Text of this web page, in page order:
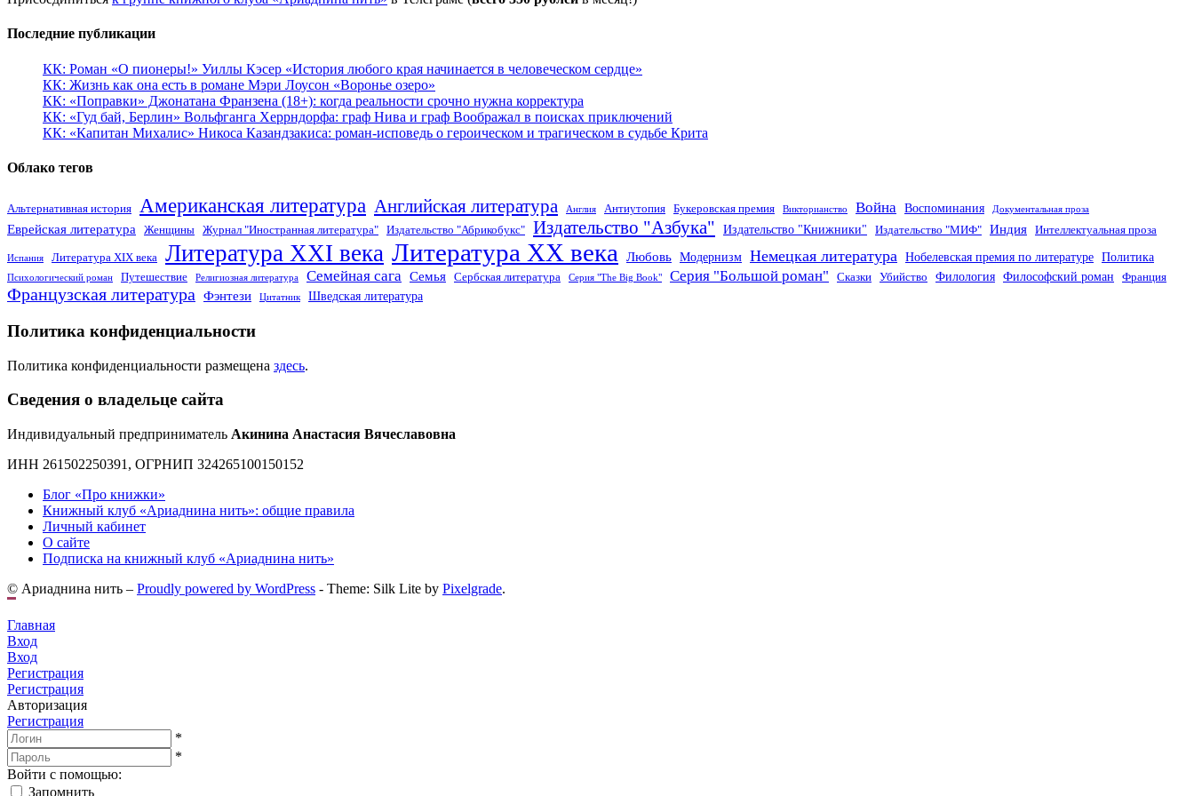
Последние публикации
КК: Роман «О пионеры!» Уиллы Кэсер «История любого края начинается в человеческом сердце»
КК: Жизнь как она есть в романе Мэри Лоусон «Воронье озеро»
КК: «Поправки» Джонатана Франзена (18+): когда реальности срочно нужна корректура
КК: «Гуд бай, Берлин» Вольфганга Херрндорфа: граф Нива и граф Воображал в поисках приключений
КК: «Капитан Михалис» Никоса Казандзакиса: роман-исповедь о героическом и трагическом в судьбе Крита
Облако тегов
Альтернативная история Американская литература Английская литература Англия Антиутопия Букеровская премия Викторианство Война Воспоминания Документальная проза
Еврейская литература Женщины Журнал "Иностранная литература" Издательство "Абрикобукс" Издательство "Азбука" Издательство "Книжники" Издательство "МИФ" Индия Интеллектуальная проза
Испания Литература XIX века Литература XXI века Литература XX века Любовь Модернизм Немецкая литература Нобелевская премия по литературе Политика
Психологический роман Путешествие Религиозная литература Семейная сага Семья Сербская литература Серия "The Big Book" Серия "Большой роман" Сказки Убийство Филология Философский роман Франция
Французская литература Фэнтези Цитатник Шведская литература
Политика конфиденциальности
Политика конфиденциальности размещена здесь.
Сведения о владельце сайта
Индивидуальный предприниматель Акинина Анастасия Вячеславовна
ИНН 261502250391, ОГРНИП 324265100150152
Блог «Про книжки»
Книжный клуб «Ариаднина нить»: общие правила
Личный кабинет
О сайте
Подписка на книжный клуб «Ариаднина нить»
© Ариаднина нить – Proudly powered by WordPress - Theme: Silk Lite by Pixelgrade.
Главная
Вход
Вход
Регистрация
Регистрация
Авторизация
Регистрация
*
*
Войти с помощью:
Запомнить